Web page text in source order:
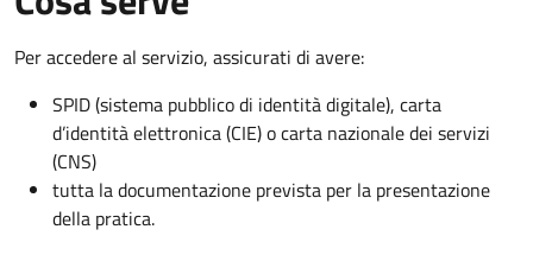
Per accedere al servizio, assicurati di avere:
SPID (sistema pubblico di identità digitale), carta
d’identità elettronica (CIE) o carta nazionale dei servizi
(CNS)
tutta la documentazione prevista per la presentazione
della pratica.